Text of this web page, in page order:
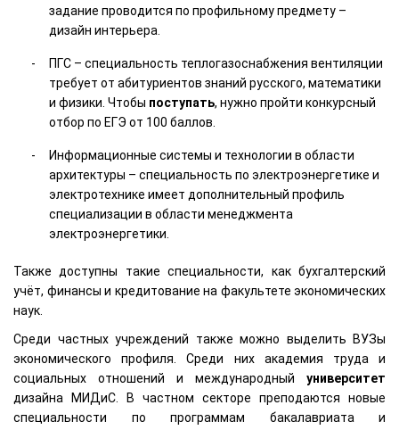
задание проводится по профильному предмету –
дизайн интерьера.
ПГС – специальность теплогазоснабжения вентиляции
требует от абитуриентов знаний русского, математики
и физики. Чтобы поступать, нужно пройти конкурсный
отбор по ЕГЭ от 100 баллов.
Информационные системы и технологии в области
архитектуры – специальность по электроэнергетике и
электротехнике имеет дополнительный профиль
специализации в области менеджмента
электроэнергетики.
Также доступны такие специальности, как бухгалтерский
учёт, финансы и кредитование на факультете экономических
наук.
Среди частных учреждений также можно выделить ВУЗы
экономического профиля. Среди них академия труда и
социальных отношений и международный университет
дизайна МИДиС. В частном секторе преподаются новые
специальности по программам бакалавриата и